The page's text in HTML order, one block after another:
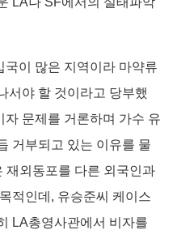
이 많은 지역이라 마약류
서야 할 것이라고 당부했
자 문제를 거론하며 가수 유
거부되고 있는 이유를 물
재외동포를 다른 외국인과
적인데, 유승준씨 케이스
LA총영사관에서 비자를